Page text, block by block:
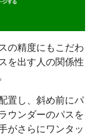
の精度にもこだわ
を出す人の関係性
置し、斜め前にパ
ウンダーのパスを
がさらにワンタッ